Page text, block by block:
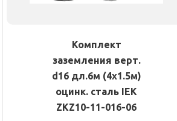
Комплект
заземления верт.
d16 дл.6м (4х1.5м)
оцинк. сталь IEK
ZKZ10-11-016-06